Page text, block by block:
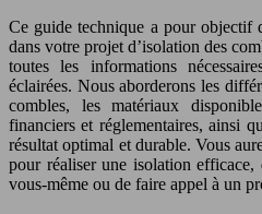
Ce guide technique a pour objectif
dans votre projet d’isolation des
toutes les informations
éclairées. Nous aborderons les
combles, les matériaux
financiers et réglementaires, ainsi
résultat optimal et durable. Vous
pour réaliser une isolation
vous-même ou de faire appel à un